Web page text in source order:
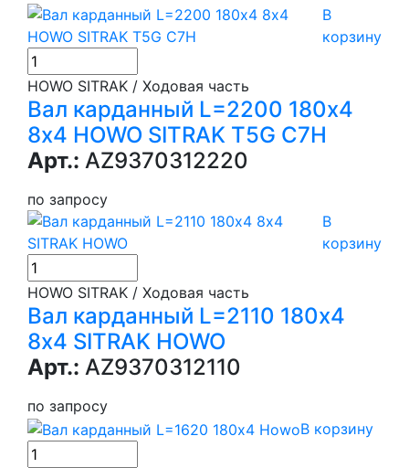
В
корзину
HOWO SITRAK / Ходовая часть
Вал карданный L=2200 180х4
8х4 HOWO SITRAK T5G C7H
Арт.: AZ9370312220
по запросу
В
корзину
HOWO SITRAK / Ходовая часть
Вал карданный L=2110 180х4
8х4 SITRAK HOWO
Арт.: AZ9370312110
по запросу
В корзину